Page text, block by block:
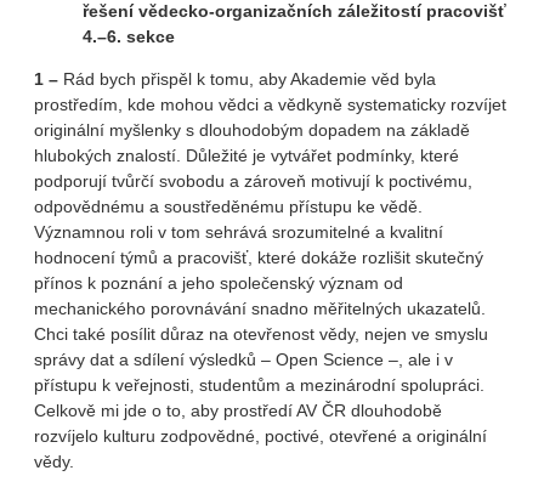
řešení vědecko-organizačních záležitostí pracovišť
4.–6. sekce
1 – Rád bych přispěl k tomu, aby Akademie věd byla
prostředím, kde mohou vědci a vědkyně systematicky rozvíjet
originální myšlenky s dlouhodobým dopadem na základě
hlubokých znalostí. Důležité je vytvářet podmínky, které
podporují tvůrčí svobodu a zároveň motivují k poctivému,
odpovědnému a soustředěnému přístupu ke vědě.
Významnou roli v tom sehrává srozumitelné a kvalitní
hodnocení týmů a pracovišť, které dokáže rozlišit skutečný
přínos k poznání a jeho společenský význam od
mechanického porovnávání snadno měřitelných ukazatelů.
Chci také posílit důraz na otevřenost vědy, nejen ve smyslu
správy dat a sdílení výsledků – Open Science –, ale i v
přístupu k veřejnosti, studentům a mezinárodní spolupráci.
Celkově mi jde o to, aby prostředí AV ČR dlouhodobě
rozvíjelo kulturu zodpovědné, poctivé, otevřené a originální
vědy.